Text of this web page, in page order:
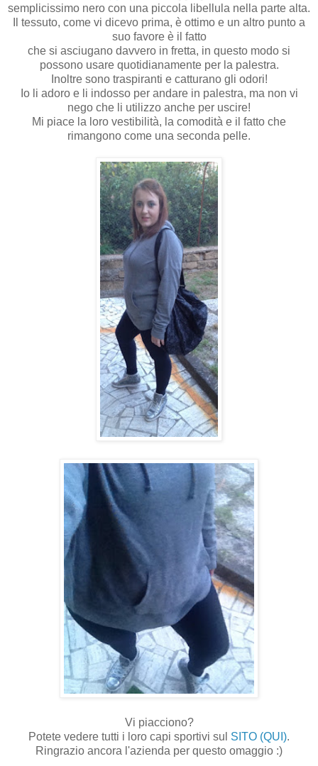
semplicissimo nero con una piccola libellula nella parte alta.
Il tessuto, come vi dicevo prima, è ottimo e un altro punto a
suo favore è il fatto
che si asciugano davvero in fretta, in questo modo si
possono usare quotidianamente per la palestra.
Inoltre sono traspiranti e catturano gli odori!
Io li adoro e li indosso per andare in palestra, ma non vi
nego che li utilizzo anche per uscire!
Mi piace la loro vestibilità, la comodità e il fatto che
rimangono come una seconda pelle.
Vi piacciono?
Potete vedere tutti i loro capi sportivi sul SITO (QUI).
Ringrazio ancora l'azienda per questo omaggio :)